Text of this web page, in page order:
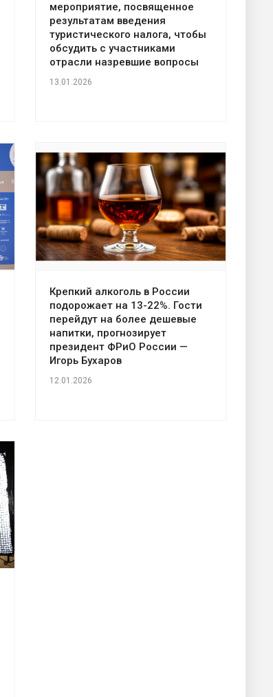
мероприятие, посвященное
результатам введения
туристического налога, чтобы
обсудить с участниками
отрасли назревшие вопросы
13.01.2026
Крепкий алкоголь в России
подорожает на 13-22%. Гости
перейдут на более дешевые
напитки, прогнозирует
президент ФРиО России —
Игорь Бухаров
12.01.2026